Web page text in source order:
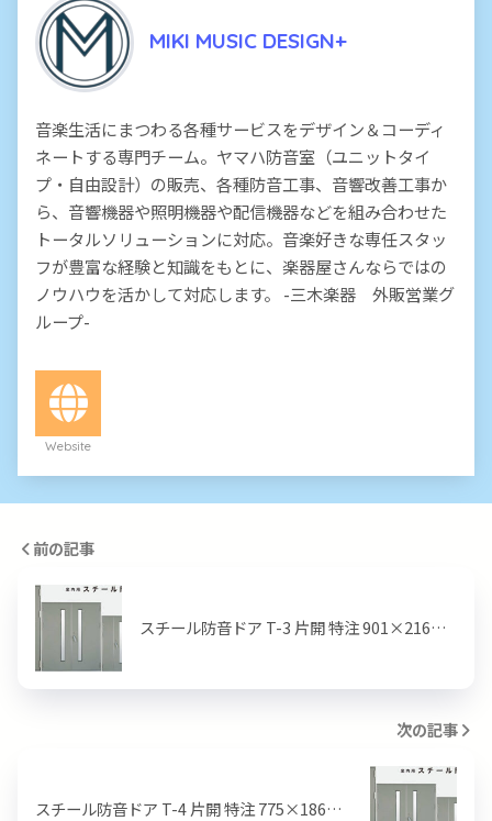
MIKI MUSIC DESIGN+
音楽生活にまつわる各種サービスをデザイン＆コーディ
ネートする専門チーム。ヤマハ防音室（ユニットタイ
プ・自由設計）の販売、各種防音工事、音響改善工事か
ら、音響機器や照明機器や配信機器などを組み合わせた
トータルソリューションに対応。音楽好きな専任スタッ
フが豊富な経験と知識をもとに、楽器屋さんならではの
ノウハウを活かして対応します。 -三木楽器 外販営業グ
ループ-
Website
前の記事
スチール防音ドア T-3 片開 特注 901×216…
次の記事
スチール防音ドア T-4 片開 特注 775×186…